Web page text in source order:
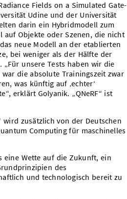
Fields on a Simulated Gate-
Udine und der Universität
darin ein Hybridmodell zum
auf Objekte oder Szenen, die nicht
neue Modell an der etablierten
bei weniger als der Hälfte der
unsere Tests haben wir die
die absolute Trainingszeit zwar
was künftig auf ‚echter‘
erklärt Golyanik. „QNeRF“ ist
wird zusätzlich von der Deutschen
Computing für maschinelles
eine Wette auf die Zukunft, ein
des
und technologisch bereit zu